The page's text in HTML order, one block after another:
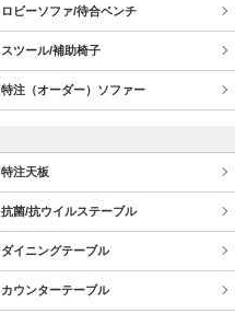
ロビーソファ/待合ベンチ
スツール/補助椅子
特注（オーダー）ソファー
特注天板
抗菌/抗ウイルステーブル
ダイニングテーブル
カウンターテーブル